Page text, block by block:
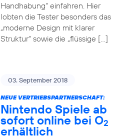
Handhabung“ einfahren. Hier
lobten die Tester besonders das
„moderne Design mit klarer
Struktur“ sowie die „flüssige […]
03. September 2018
NEUE VERTRIEBSPARTNERSCHAFT:
Nintendo Spiele ab
sofort online bei O2
erhältlich